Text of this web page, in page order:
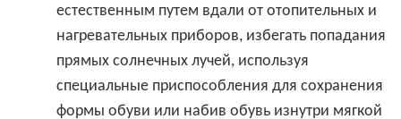
естественным путем вдали от отопительных и
нагревательных приборов, избегать попадания
прямых солнечных лучей, используя
специальные приспособления для сохранения
формы обуви или набив обувь изнутри мягкой